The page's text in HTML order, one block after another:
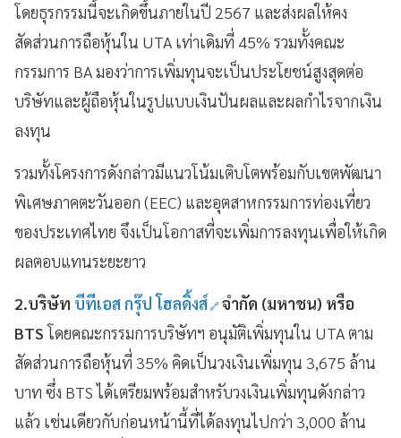
โดยธุรกรรมนี้จะเกิดขึ้นภายในปี 2567 และส่งผลให้คง
สัดส่วนการถือหุ้นใน UTA เท่าเดิมที่ 45% รวมทั้งคณะ
กรรมการ BA มองว่าการเพิ่มทุนจะเป็นประโยชน์สูงสุดต่อ
บริษัทและผู้ถือหุ้นในรูปแบบเงินปันผลและผลกำไรจากเงิน
ลงทุน
รวมทั้งโครงการดังกล่าวมีแนวโน้มเติบโตพร้อมกับเขตพัฒนา
พิเศษภาคตะวันออก (EEC) และอุตสาหกรรมการท่องเที่ยว
ของประเทศไทย จึงเป็นโอกาสที่จะเพิ่มการลงทุนเพื่อให้เกิด
ผลตอบแทนระยะยาว
2.บริษัท บีทีเอส กรุ๊ป โฮลดิ้งส์ จำกัด (มหาชน) หรือ
BTSโดยคณะกรรมการบริษัทฯ อนุมัติเพิ่มทุนใน UTA ตาม
สัดส่วนการถือหุ้นที่ 35% คิดเป็นวงเงินเพิ่มทุน 3,675 ล้าน
บาท ซึ่ง BTS ได้เตรียมพร้อมสำหรับวงเงินเพิ่มทุนดังกล่าว
แล้ว เช่นเดียวกับก่อนหน้านี้ที่ได้ลงทุนไปกว่า 3,000 ล้าน